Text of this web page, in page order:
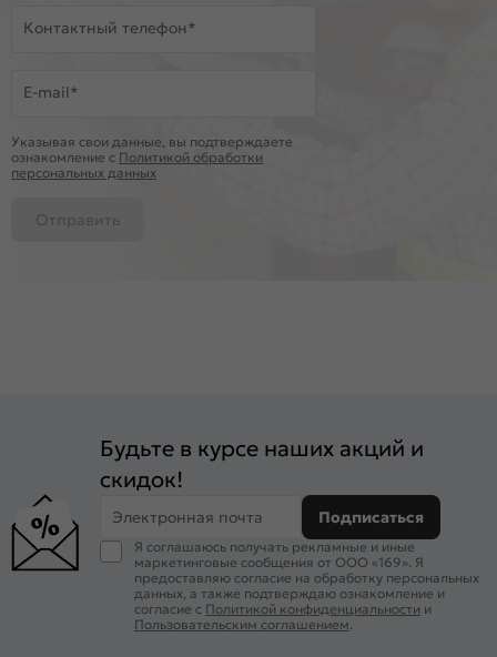
Контактный телефон*
E-mail*
Указывая свои данные, вы подтверждаете
ознакомление c Политикой обработки
персональных данных
Отправить
Будьте в курсе наших акций и
скидок!
Электронная почта Подписаться
Я соглашаюсь получать рекламные и иные
маркетинговые сообщения от ООО «169». Я
предоставляю согласие на обработку персональных
данных, а также подтверждаю ознакомление и
согласие с Политикой конфиденциальности и
Пользовательским соглашением